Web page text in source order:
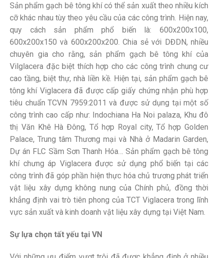
Sản phẩm gạch bê tông khí có thể sản xuất theo nhiều kích
cỡ khác nhau tùy theo yêu cầu của các công trình. Hiện nay,
quy cách sản phẩm phổ biến là: 600x200x100,
600x200x150 và 600x200x200. Chia sẻ với DĐDN, nhiều
chuyên gia cho rằng, sản phẩm gạch bê tông khí của
Vilglacera đặc biệt thích hợp cho các công trình chung cư
cao tầng, biệt thự, nhà liền kề. Hiện tại, sản phẩm gạch bê
tông khí Viglacera đã được cấp giấy chứng nhận phù hợp
tiêu chuẩn TCVN 7959:2011 và được sử dụng tại một số
công trình cao cấp như: Indochiana Ha Noi palaza, Khu đô
thị Văn Khê Hà Đông, Tổ hợp Royal city, Tổ hợp Golden
Palace, Trung tâm Thương mại và Nhà ở Madarin Garden,
Dự án FLC Sầm Sơn Thanh Hóa… Sản phẩm gạch bê tông
khí chưng áp Viglacera được sử dụng phổ biến tại các
công trình đã góp phần hiện thực hóa chủ trương phát triển
vật liệu xây dựng không nung của Chính phủ, đồng thời
khẳng định vai trò tiên phong của TCT Viglacera trong lĩnh
vực sản xuất và kinh doanh vật liệu xây dựng tại Việt Nam.
Sự lựa chọn tất yếu tại VN